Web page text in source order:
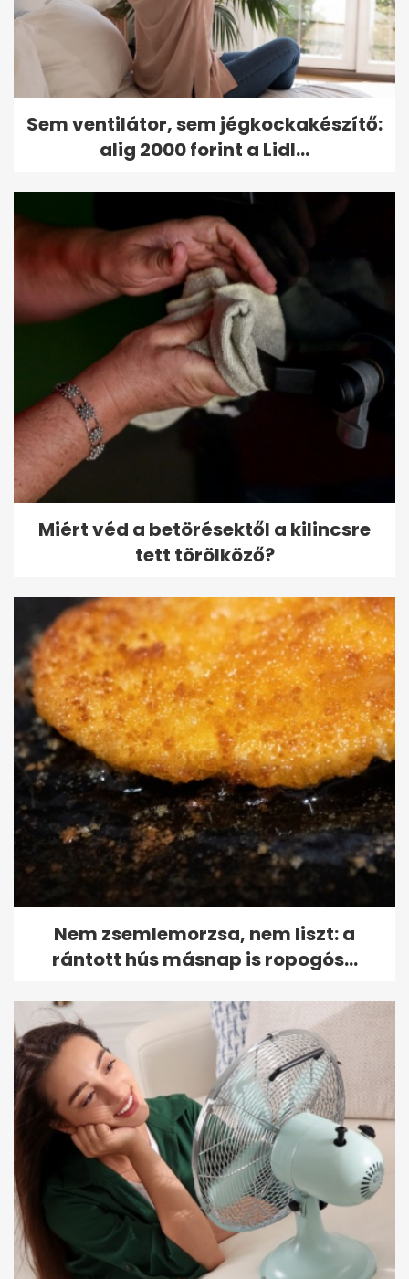
Sem ventilátor, sem jégkockakészítő:
alig 2000 forint a Lidl...
Miért véd a betörésektől a kilincsre
tett törölköző?
Nem zsemlemorzsa, nem liszt: a
rántott hús másnap is ropogós...